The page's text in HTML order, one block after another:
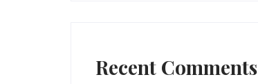
Recent Comments